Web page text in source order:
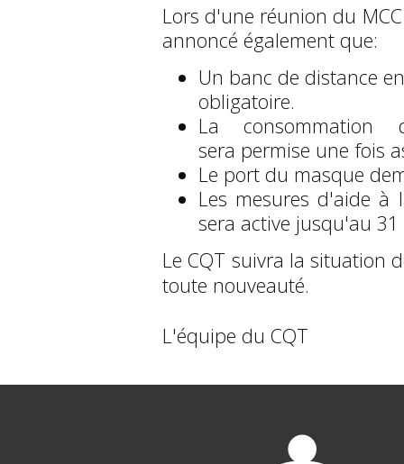
Lors d'une réunion du
annoncé également que:
Un banc de distance
obligatoire.
La
sera permise une fois
Le port du masque
Les mesures d'aide à
sera active jusqu'au
​Le CQT suivra la situation
toute nouveauté.
L'équipe du CQT